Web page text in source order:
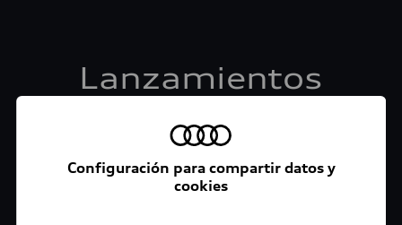
Lanzamientos
Conoce los nuevos modelos de Audi en México
Configuración para compartir datos y
cookies